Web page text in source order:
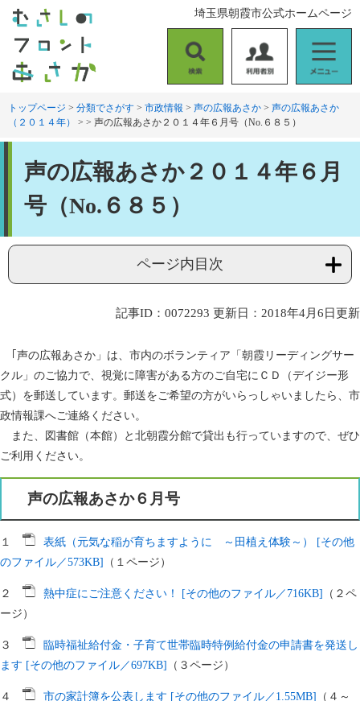
。
て
索
用
者
別
ニ
ュ
埼玉県朝霞市公式ホームページ
トップページ > 分類でさがす > 市政情報 > 声の広報あさか > 声の広報あさか
（２０１４年）
> > 声の広報あさか２０１４年６月号（No.６８５）
声の広報あさか２０１４年６月
号（No.６８５）
ページ内目次
記事ID：0072293 更新日：2018年4月6日更新
｢声の広報あさか」は、市内のボランティア「朝霞リーディングサー
クル」のご協力で、視覚に障害がある方のご自宅にＣＤ（デイジー形
式）を郵送しています。郵送をご希望の方がいらっしゃいましたら、市
政情報課へご連絡ください。
また、図書館（本館）と北朝霞分館で貸出も行っていますので、ぜひ
ご利用ください。
声の広報あさか６月号
１
表紙（元気な稲が育ちますように ～田植え体験～） [その他
のファイル／573KB]
（１ページ）
２ 熱中症にご注意ください！ [その他のファイル／716KB]
（２ペ
ージ）
３
臨時福祉給付金・子育て世帯臨時特例給付金の申請書を発送し
ます [その他のファイル／697KB]
（３ページ）
４ 市の家計簿を公表します [その他のファイル／1.55MB]
（４～